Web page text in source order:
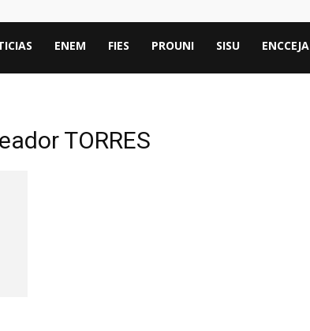
ENEM FIES PROUNI SISU ENCCEJA
TORRES